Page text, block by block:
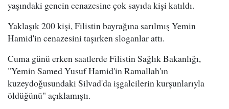
yaşındaki gencin cenazesine çok sayıda kişi katıldı.
Yaklaşık 200 kişi, Filistin bayrağına sarılmış Yemin
Hamid'in cenazesini taşırken sloganlar attı.
Cuma günü erken saatlerde Filistin Sağlık Bakanlığı,
"Yemin Samed Yusuf Hamid'in Ramallah'ın
kuzeydoğusundaki Silvad'da işgalcilerin kurşunlarıyla
öldüğünü" açıklamıştı.